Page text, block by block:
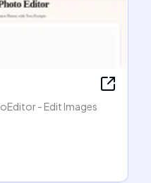
- Edit Images